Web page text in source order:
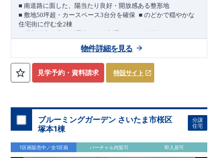
■南道路に面した、陽当たり良好・開放感ある整形地
■敷地50坪超・カースペース3台分を確保 ​■のどかで穏やかな
住宅街に佇む全2棟
（長期優良住宅／耐震等級３・制震ダンパー採用）
たりに恵まれた立地。
あり、
採光・通風・プライバシー性にも配慮した敷地計画で
す。
加須 徒歩13分
間取りのポイント
■ 1
号棟 LDK約19.5 帖 のゆとりあるリビング
​陽当たりよく開放
感があります。
■共通
・主寝室は将来仕切れる可変型プラン ・2階洋室2部屋にウォー
見学予約・資料請求 特設サイト
物件詳細を見る
ブルーミングガーデン さいたま市桜区
塚本1棟
分譲
住宅
1区画販売中／全1区画 バーチャル内覧可 即入居可